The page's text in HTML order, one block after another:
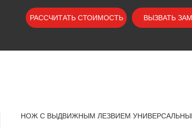
ВЫЗВАТЬ
РАССЧИТАТЬ СТОИМОСТЬ
НОЖ С ВЫДВИЖНЫМ ЛЕЗВИЕМ